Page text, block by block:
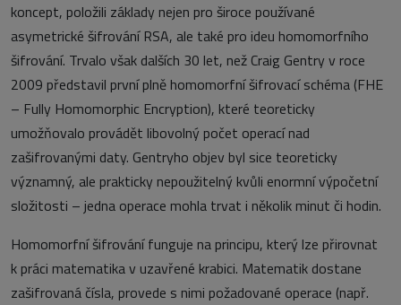
koncept, položili základy nejen pro široce používané
asymetrické šifrování RSA, ale také pro ideu homomorfního
šifrování. Trvalo však dalších 30 let, než Craig Gentry v roce
2009 představil první plně homomorfní šifrovací schéma (FHE
– Fully Homomorphic Encryption), které teoreticky
umožňovalo provádět libovolný počet operací nad
zašifrovanými daty. Gentryho objev byl sice teoreticky
významný, ale prakticky nepoužitelný kvůli enormní výpočetní
složitosti – jedna operace mohla trvat i několik minut či hodin.
Homomorfní šifrování funguje na principu, který lze přirovnat
k práci matematika v uzavřené krabici. Matematik dostane
zašifrovaná čísla, provede s nimi požadované operace (např.